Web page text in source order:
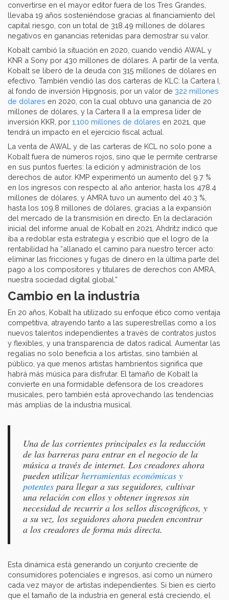
convertirse en el mayor editor fuera de los Tres Grandes,
llevaba 19 años sosteniéndose gracias al financiamiento del
capital riesgo, con un total de 318.49 millones de dólares
negativos en ganancias retenidas para demostrar su valor.
Kobalt cambió la situación en 2020, cuando vendió AWAL y
KNR a Sony por 430 millones de dólares. A partir de la venta,
Kobalt se liberó de la deuda con 315 millones de dólares en
efectivo. También vendió las dos carteras de KLC: la Cartera I,
al fondo de inversión Hipgnosis, por un valor de 322 millones
de dólares en 2020, con la cual obtuvo una ganancia de 20
millones de dólares, y la Cartera II a la empresa líder de
inversión KKR, por 1,100 millones de dólares en 2021, que
tendrá un impacto en el ejercicio fiscal actual.
La venta de AWAL y de las carteras de KCL no solo pone a
Kobalt fuera de números rojos, sino que le permite centrarse
en sus puntos fuertes: la edición y administración de los
derechos de autor. KMP experimentó un aumento del 9.7 %
en los ingresos con respecto al año anterior, hasta los 478.4
millones de dólares, y AMRA tuvo un aumento del 40.3 %,
hasta los 109.8 millones de dólares, gracias a la expansión
del mercado de la transmisión en directo. En la declaración
inicial del informe anual de Kobalt en 2021, Ahdritz indicó que
iba a redoblar esta estrategia y escribió que el logro de la
rentabilidad ha “allanado el camino para nuestro tercer acto:
eliminar las fricciones y fugas de dinero en la última parte del
pago a los compositores y titulares de derechos con AMRA,
nuestra sociedad digital global.”
Cambio en la industria
En 20 años, Kobalt ha utilizado su enfoque ético como ventaja
competitiva, atrayendo tanto a las superestrellas como a los
nuevos talentos independientes a través de contratos justos
y flexibles, y una transparencia de datos radical. Aumentar las
regalías no solo beneficia a los artistas, sino también al
público, ya que menos artistas hambrientos significa que
habrá más música para disfrutar. El tamaño de Kobalt la
convierte en una formidable defensora de los creadores
musicales, pero también está aprovechando las tendencias
más amplias de la industria musical.
Una de las corrientes principales es la reducción
de las barreras para entrar en el negocio de la
música a través de internet. Los creadores ahora
pueden utilizarherramientas económicas y
potentes para llegar a sus seguidores, cultivar
una relación con ellos y obtener ingresos sin
necesidad de recurrir a los sellos discográficos, y
a su vez, los seguidores ahora pueden encontrar
a los creadores de forma más directa.
Esta dinámica está generando un conjunto creciente de
consumidores potenciales e ingresos, así como un número
cada vez mayor de artistas independientes. Si bien es cierto
que el tamaño de la industria en general está creciendo, el